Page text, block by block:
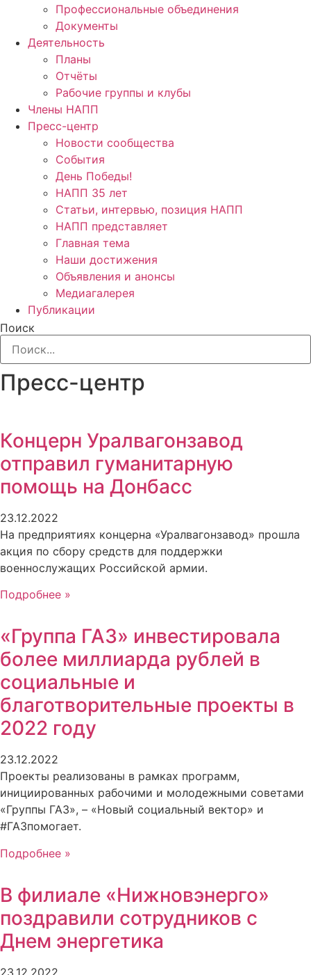
Профессиональные объединения
Документы
Деятельность
Планы
Отчёты
Рабочие группы и клубы
Члены НАПП
Пресс-центр
Новости сообщества
События
День Победы!
НАПП 35 лет
Статьи, интервью, позиция НАПП
НАПП представляет
Главная тема
Наши достижения
Объявления и анонсы
Медиагалерея
Публикации
Поиск
Пресс-центр
Концерн Уралвагонзавод
отправил гуманитарную
помощь на Донбасс
23.12.2022
На предприятиях концерна «Уралвагонзавод» прошла
акция по сбору средств для поддержки
военнослужащих Российской армии.
Подробнее »
«Группа ГАЗ» инвестировала
более миллиарда рублей в
социальные и
благотворительные проекты в
2022 году
23.12.2022
Проекты реализованы в рамках программ,
инициированных рабочими и молодежными советами
«Группы ГАЗ», – «Новый социальный вектор» и
#ГАЗпомогает.
Подробнее »
В филиале «Нижновэнерго»
поздравили сотрудников с
Днем энергетика
23.12.2022